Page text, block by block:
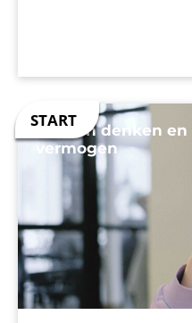
Kritisch denken
vermogen